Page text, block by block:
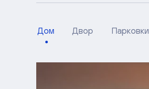
Дом Двор Парковки